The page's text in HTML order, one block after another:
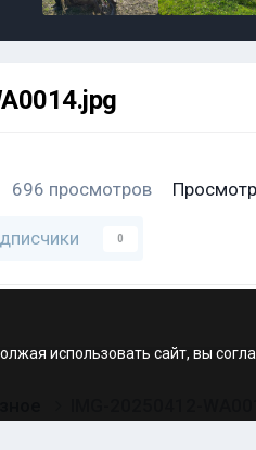
696 просмотров
0
использовать сайт, вы